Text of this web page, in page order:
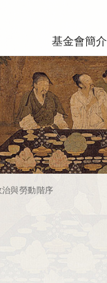
基金會簡介
與勞動階序